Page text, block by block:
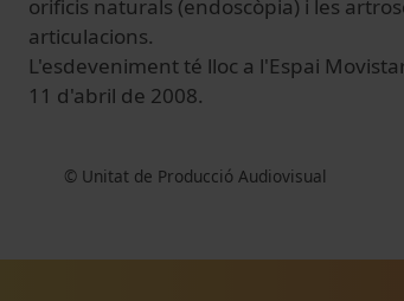
orificis naturals (endoscòpia) i les
articulacions.
L'esdeveniment té lloc a l'Espai
11 d'abril de 2008.
© Unitat de Producció Audiovisual